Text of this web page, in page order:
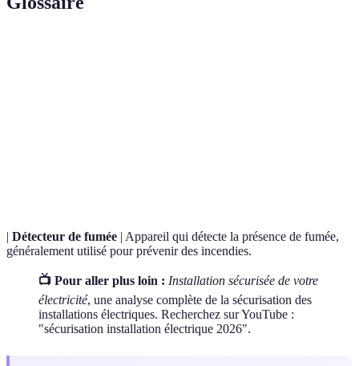
| Détecteur de fumée | Appareil qui détecte la présence de fumée,
généralement utilisé pour prévenir des incendies.
📺 Pour aller plus loin : Installation sécurisée de votre
électricité, une analyse complète de la sécurisation des
installations électriques. Recherchez sur YouTube :
"sécurisation installation électrique 2026".